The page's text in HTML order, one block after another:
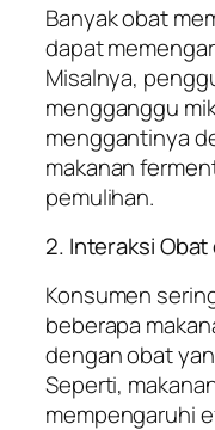
Banyak obat
dapat
Misalnya,
mengganggu
menggantinya
makanan
pemulihan.
2. Interaksi
Konsumen
beberapa
dengan obat
Seperti,
mempengaruhi